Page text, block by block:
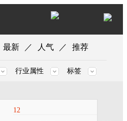
最新 ／ 人气 ／ 推荐
行业属性 标签
12